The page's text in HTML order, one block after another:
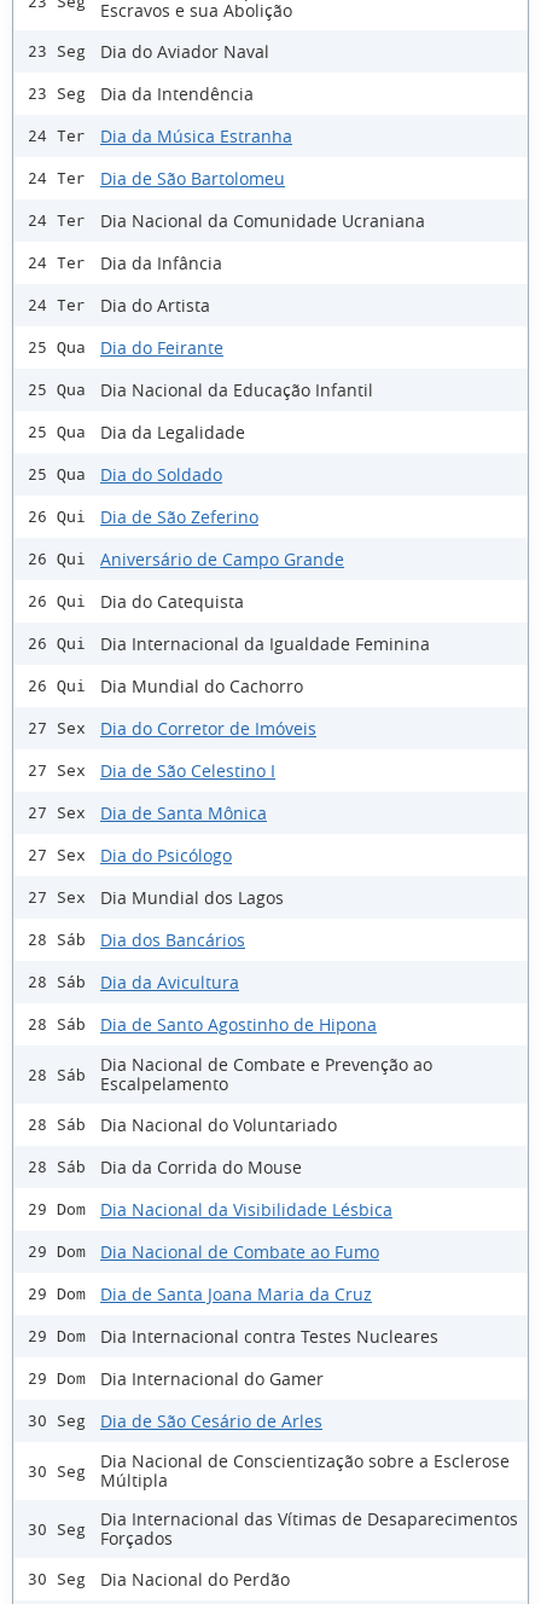
Escravos e sua Abolição
23 Seg Dia do Aviador Naval
23 Seg Dia da Intendência
24 Ter Dia da Música Estranha
24 Ter Dia de São Bartolomeu
24 Ter Dia Nacional da Comunidade Ucraniana
24 Ter Dia da Infância
24 Ter Dia do Artista
25 Qua Dia do Feirante
25 Qua Dia Nacional da Educação Infantil
25 Qua Dia da Legalidade
25 Qua Dia do Soldado
26 Qui Dia de São Zeferino
26 Qui Aniversário de Campo Grande
26 Qui Dia do Catequista
26 Qui Dia Internacional da Igualdade Feminina
26 Qui Dia Mundial do Cachorro
27 Sex Dia do Corretor de Imóveis
27 Sex Dia de São Celestino I
27 Sex Dia de Santa Mônica
27 Sex Dia do Psicólogo
27 Sex Dia Mundial dos Lagos
28 Sáb Dia dos Bancários
28 Sáb Dia da Avicultura
28 Sáb Dia de Santo Agostinho de Hipona
28 Sáb
Dia Nacional de Combate e Prevenção ao
Escalpelamento
28 Sáb Dia Nacional do Voluntariado
28 Sáb Dia da Corrida do Mouse
29 Dom Dia Nacional da Visibilidade Lésbica
29 Dom Dia Nacional de Combate ao Fumo
29 Dom Dia de Santa Joana Maria da Cruz
29 Dom Dia Internacional contra Testes Nucleares
29 Dom Dia Internacional do Gamer
30 Seg Dia de São Cesário de Arles
30 Seg
Dia Nacional de Conscientização sobre a Esclerose
Múltipla
30 Seg
Dia Internacional das Vítimas de Desaparecimentos
Forçados
30 Seg Dia Nacional do Perdão